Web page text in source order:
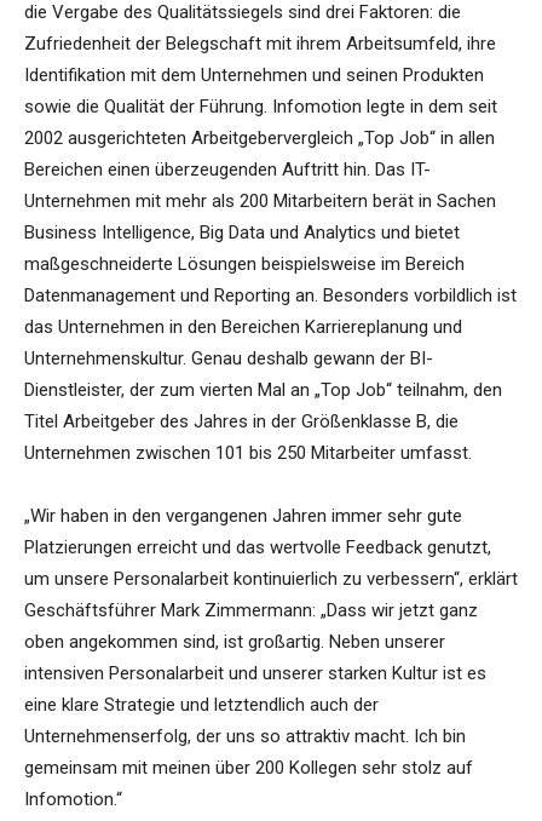
die Vergabe des Qualitätssiegels sind drei Faktoren: die
Zufriedenheit der Belegschaft mit ihrem Arbeitsumfeld, ihre
Identifikation mit dem Unternehmen und seinen Produkten
sowie die Qualität der Führung. Infomotion legte in dem seit
2002 ausgerichteten Arbeitgebervergleich „Top Job“ in allen
Bereichen einen überzeugenden Auftritt hin. Das IT-
Unternehmen mit mehr als 200 Mitarbeitern berät in Sachen
Business Intelligence, Big Data und Analytics und bietet
maßgeschneiderte Lösungen beispielsweise im Bereich
Datenmanagement und Reporting an. Besonders vorbildlich ist
das Unternehmen in den Bereichen Karriereplanung und
Unternehmenskultur. Genau deshalb gewann der BI-
Dienstleister, der zum vierten Mal an „Top Job“ teilnahm, den
Titel Arbeitgeber des Jahres in der Größenklasse B, die
Unternehmen zwischen 101 bis 250 Mitarbeiter umfasst.
„Wir haben in den vergangenen Jahren immer sehr gute
Platzierungen erreicht und das wertvolle Feedback genutzt,
um unsere Personalarbeit kontinuierlich zu verbessern“, erklärt
Geschäftsführer Mark Zimmermann: „Dass wir jetzt ganz
oben angekommen sind, ist großartig. Neben unserer
intensiven Personalarbeit und unserer starken Kultur ist es
eine klare Strategie und letztendlich auch der
Unternehmenserfolg, der uns so attraktiv macht. Ich bin
gemeinsam mit meinen über 200 Kollegen sehr stolz auf
Infomotion.“